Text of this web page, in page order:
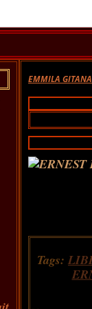
EMMILA GITANA
Tags: